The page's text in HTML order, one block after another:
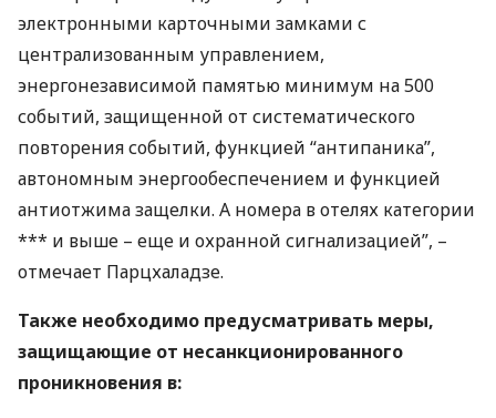
электронными карточными замками с
централизованным управлением,
энергонезависимой памятью минимум на 500
событий, защищенной от систематического
повторения событий, функцией “антипаника”,
автономным энергообеспечением и функцией
антиотжима защелки. А номера в отелях категории
*** и выше – еще и охранной сигнализацией”, –
отмечает Парцхаладзе.
Также необходимо предусматривать меры,
защищающие от несанкционированного
проникновения в: